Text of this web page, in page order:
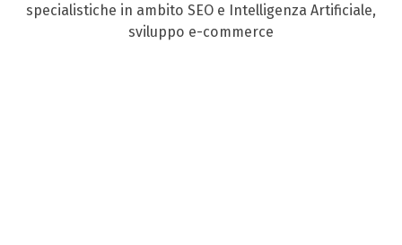
specialistiche in ambito SEO e Intelligenza Artificiale,
sviluppo e-commerce